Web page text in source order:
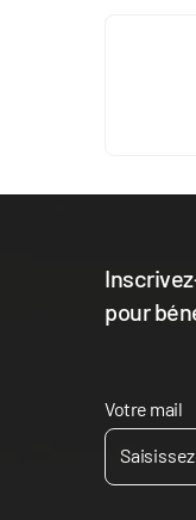
pour
Votre mail